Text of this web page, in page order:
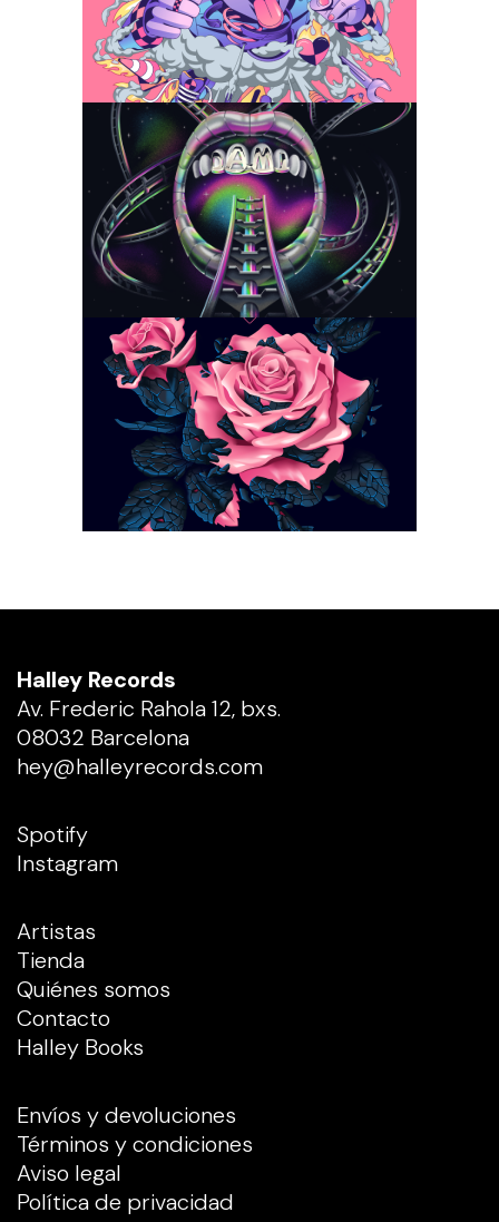
Halley Records
Av. Frederic Rahola 12, bxs.
08032 Barcelona
hey@halleyrecords.com
Spotify
Instagram
Artistas
Tienda
Quiénes somos
Contacto
Halley Books
Envíos y devoluciones
Términos y condiciones
Aviso legal
Política de privacidad